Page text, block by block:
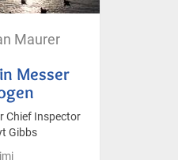
Maurer
Messer
Chief Inspector
Gibbs